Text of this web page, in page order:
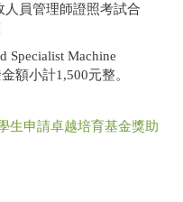
員管理師證照考試合
Specialist Machine
額小計1,500元整。
生申請卓越培育基金獎助